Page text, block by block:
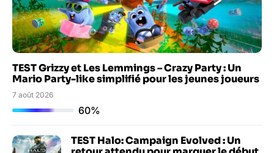
TEST Grizzy et Les Lemmings – Crazy Party : Un
Mario Party-like simplifié pour les jeunes joueurs
7 août 2026
60%
TEST Halo: Campaign Evolved : Un